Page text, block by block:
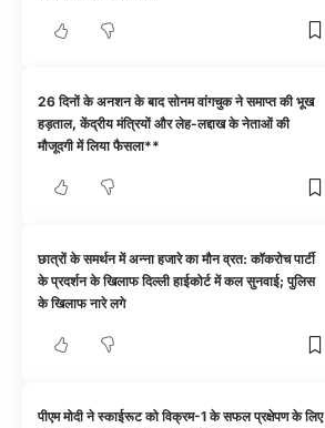
26 दिनों के अनशन के बाद सोनम वांगचुक ने समाप्त की भूख
हड़ताल, केंद्रीय मंत्रियों और लेह-लद्दाख के नेताओं की
मौजूदगी में लिया फैसला**
छात्रों के समर्थन में अन्ना हजारे का मौन व्रत: कॉकरोच पार्टी
के प्रदर्शन के खिलाफ दिल्ली हाईकोर्ट में कल सुनवाई; पुलिस
के खिलाफ नारे लगे
पीएम मोदी ने स्काईरूट को विक्रम-1 के सफल प्रक्षेपण के लिए